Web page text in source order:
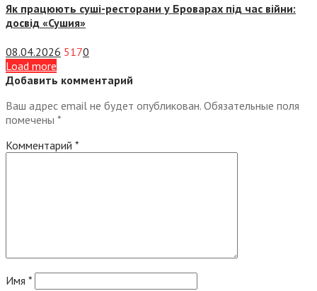
Як працюють суші-ресторани у Броварах під час війни:
досвід «Сушия»
08.04.2026 5170
Load more
Добавить комментарий
Ваш адрес email не будет опубликован. Обязательные поля
помечены *
Комментарий *
Имя *